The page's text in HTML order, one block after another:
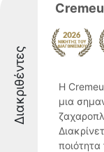
Διακριθέντες
Η
μια